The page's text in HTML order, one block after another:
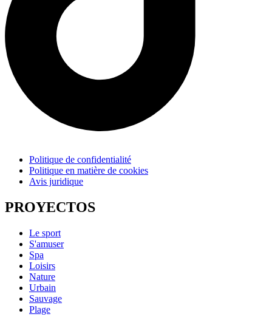
Politique de confidentialité
Politique en matière de cookies
Avis juridique
PROYECTOS
Le sport
S'amuser
Spa
Loisirs
Nature
Urbain
Sauvage
Plage